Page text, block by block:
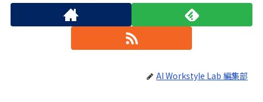
AI Workstyle Lab 編集部